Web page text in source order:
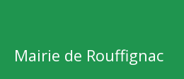
Mairie de Rouffignac